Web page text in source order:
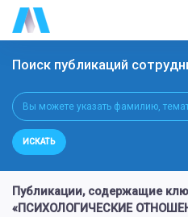
Поиск публикаций
ИСКАТЬ
Публикации, содержащие
«ПСИХОЛОГИЧЕСКИЕ